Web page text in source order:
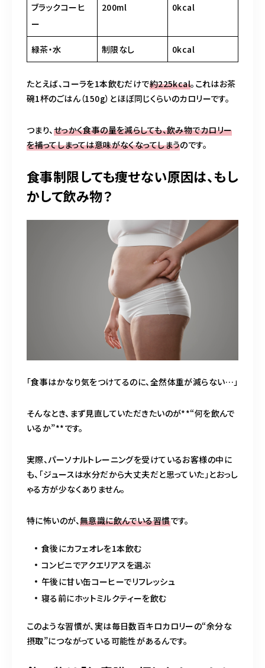
ブラックコーヒ
ー
200ml 0kcal
緑茶・水 制限なし 0kcal
たとえば、コーラを1本飲むだけで約225kcal。これはお茶
碗1杯のごはん（150g）とほぼ同じくらいのカロリーです。
つまり、 せっかく食事の量を減らしても、飲み物でカロリー
を補ってしまっては意味がなくなってしまうのです。
食事制限しても痩せない原因は、もし
かして飲み物？
「食事はかなり気をつけてるのに、全然体重が減らない…」
そんなとき、まず見直していただきたいのが**“何を飲んで
いるか”**です。
実際、パーソナルトレーニングを受けているお客様の中に
も、「ジュースは水分だから大丈夫だと思っていた」とおっし
ゃる方が少なくありません。
特に怖いのが、無意識に飲んでいる習慣です。
食後にカフェオレを1本飲む
コンビニでアクエリアスを選ぶ
午後に甘い缶コーヒーでリフレッシュ
寝る前にホットミルクティーを飲む
このような習慣が、実は毎日数百キロカロリーの“余分な
摂取”につながっている可能性があるんです。